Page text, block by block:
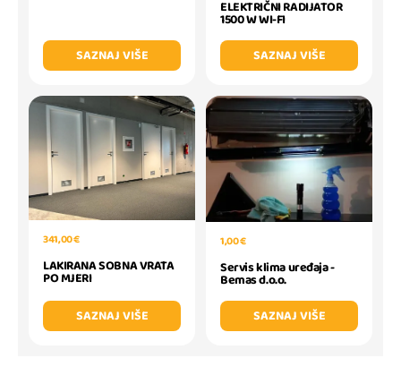
SAZNAJ VIŠE
ELEKTRIČNI RADIJATOR
1500 W WI-FI
SAZNAJ VIŠE
341,00 €
LAKIRANA SOBNA VRATA
PO MJERI
SAZNAJ VIŠE
1,00 €
Servis klima uređaja -
Bemas d.o.o.
SAZNAJ VIŠE